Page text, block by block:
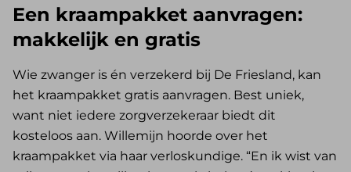
Een kraampakket aanvragen:
makkelijk en gratis
Wie zwanger is én verzekerd bij De Friesland, kan
het kraampakket gratis aanvragen. Best uniek,
want niet iedere zorgverzekeraar biedt dit
kosteloos aan. Willemijn hoorde over het
kraampakket via haar verloskundige. “En ik wist van